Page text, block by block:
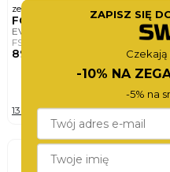
zegarek męski ø 44mm
FOSSIL
EVERETT
FS6108
890,-
13 wersji
ZAPISZ SIĘ
Czekają
-10% NA
-5% na